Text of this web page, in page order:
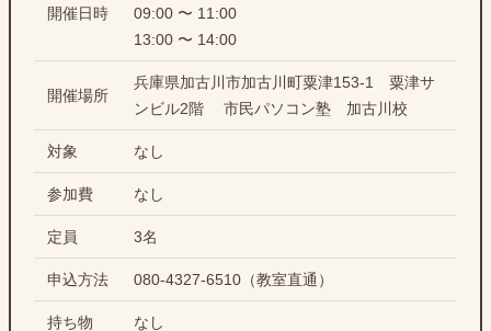
開催日時
09:00 〜 11:00
13:00 〜 14:00
開催場所
兵庫県加古川市加古川町粟津153-1 粟津サ
ンビル2階 市民パソコン塾 加古川校
対象 なし
参加費 なし
定員 3名
申込方法 080-4327-6510（教室直通）
持ち物 なし